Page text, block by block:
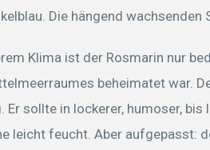
Die hängend
Klima ist der Rosmarin nur
beheimatet war.
Er sollte in lockerer, humoser,
leicht feucht. Aber aufgepasst: